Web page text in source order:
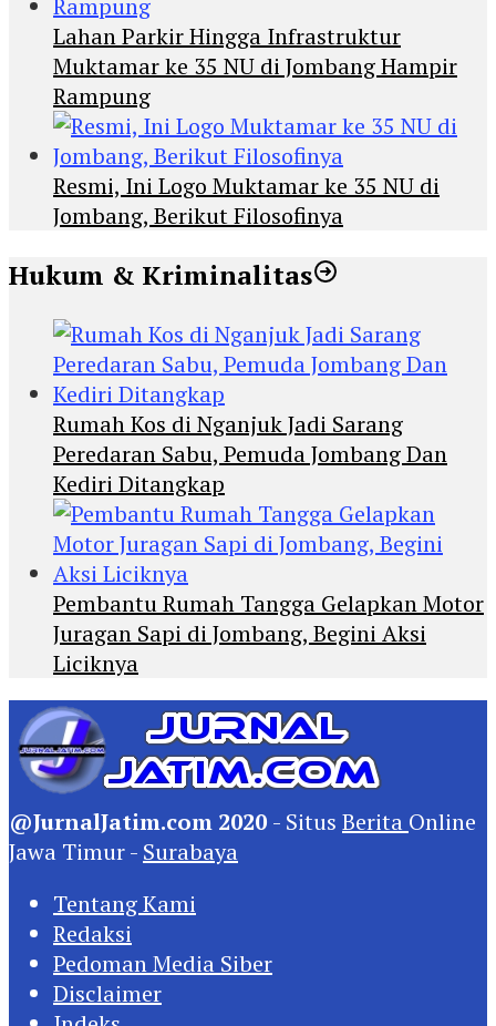
Lahan Parkir Hingga Infrastruktur
Muktamar ke 35 NU di Jombang Hampir
Rampung
Resmi, Ini Logo Muktamar ke 35 NU di
Jombang, Berikut Filosofinya
Hukum & Kriminalitas
Rumah Kos di Nganjuk Jadi Sarang
Peredaran Sabu, Pemuda Jombang Dan
Kediri Ditangkap
Pembantu Rumah Tangga Gelapkan Motor
Juragan Sapi di Jombang, Begini Aksi
Liciknya
@JurnalJatim.com 2020 - Situs Berita Online
Jawa Timur - Surabaya
Tentang Kami
Redaksi
Pedoman Media Siber
Disclaimer